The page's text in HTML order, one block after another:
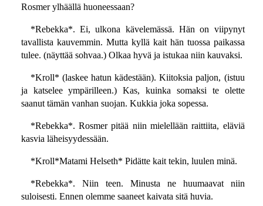
Rosmer ylhäällä huoneessaan?
*Rebekka*. Ei, ulkona kävelemässä. Hän on viipynyt
tavallista kauvemmin. Mutta kyllä kait hän tuossa paikassa
tulee. (näyttää sohvaa.) Olkaa hyvä ja istukaa niin kauvaksi.
*Kroll* (laskee hatun kädestään). Kiitoksia paljon, (istuu
ja katselee ympärilleen.) Kas, kuinka somaksi te olette
saanut tämän vanhan suojan. Kukkia joka sopessa.
*Rebekka*. Rosmer pitää niin mielellään raittiita, eläviä
kasvia läheisyydessään.
*Kroll*Matami Helseth* Pidätte kait tekin, luulen minä.
*Rebekka*. Niin teen. Minusta ne huumaavat niin
suloisesti. Ennen olemme saaneet kaivata sitä huvia.